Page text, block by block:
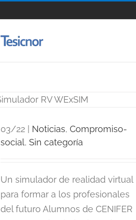
03/22 Noticias, Compromiso-
social, Sin categoría
Un simulador de realidad virtual
para formar a los profesionales
del futuro Alumnos de CENIFER